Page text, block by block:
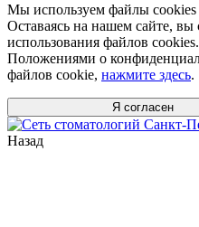
Мы используем файлы cookies
Оставаясь на нашем сайте, вы
использования файлов
Положениями о
файлов cookie, нажмите здесь.
Я согласен
Назад